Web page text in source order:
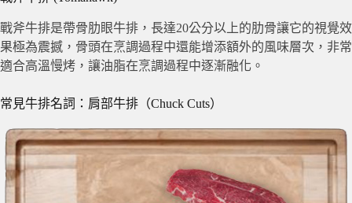
戰斧牛排是帶骨肋眼牛排，長達20公分以上的肋骨讓它的視覺效
果極為震撼，骨頭在烹調過程中還能增添額外的風味層次，非常
適合高溫慢烤，讓油脂在烹調過程中逐漸融化。
常見牛排名詞：肩部牛排（Chuck Cuts）